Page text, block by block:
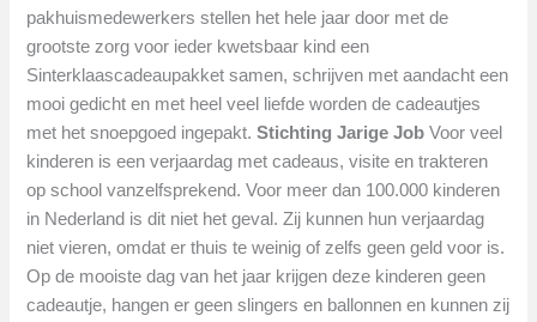
pakhuismedewerkers stellen het hele jaar door met de
grootste zorg voor ieder kwetsbaar kind een
Sinterklaascadeaupakket samen, schrijven met aandacht een
mooi gedicht en met heel veel liefde worden de cadeautjes
met het snoepgoed ingepakt.Stichting Jarige Job Voor veel
kinderen is een verjaardag met cadeaus, visite en trakteren
op school vanzelfsprekend. Voor meer dan 100.000 kinderen
in Nederland is dit niet het geval. Zij kunnen hun verjaardag
niet vieren, omdat er thuis te weinig of zelfs geen geld voor is.
Op de mooiste dag van het jaar krijgen deze kinderen geen
cadeautje, hangen er geen slingers en ballonnen en kunnen zij